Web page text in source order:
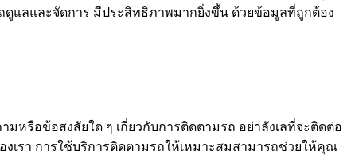
แลและจัดการ มีประสิทธิภาพมากยิ่งขึ้น ด้วยข้อมูลที่ถูกต้อง
รือข้อสงสัยใด ๆ เกี่ยวกับการติดตามรถ อย่าลังเลที่จะติดต่อ
รา การใช้บริการติดตามรถให้เหมาะสมสามารถช่วยให้คุณ